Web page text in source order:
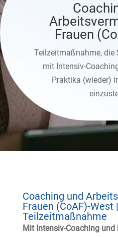
Frauen
Teilzeitmaßnahme, die
mit Intensiv-
Praktika (wieder)
Coaching und
Frauen (CoAF)-West |
Teilzeitmaßnahme
Mit Intensiv-Coaching